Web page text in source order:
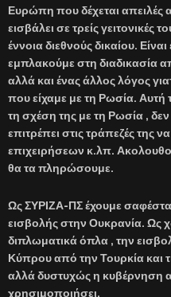
Ευρώπη που δέχεται απειλές
εισβάλει σε τρείς
έννοια διεθνούς δικαίου.
εμπλακούμε στη διαδικασία
αλλά και ένας άλλος λόγος
που είχαμε με τη Ρωσία. Αυτή
τη σχέση της με τη Ρωσία ,
επιτρέπει στις τράπεζές της
επιχειρήσεων κ.λπ.
θα τα πληρώσουμε.
Ως ΣΥΡΙΖΑ-ΠΣ έχουμε
εισβολής στην Ουκρανία. Ως
διπλωματικά όπλα , την
Κύπρου από την Τουρκία και
αλλά δυστυχώς η κυβέρνηση
χρησιμοποιήσει.